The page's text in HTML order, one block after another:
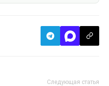
Следующая статья